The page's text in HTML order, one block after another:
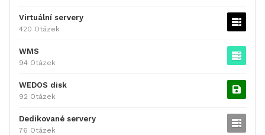
Virtuální servery
420 Otázek
WMS
94 Otázek
WEDOS disk
92 Otázek
Dedikované servery
76 Otázek